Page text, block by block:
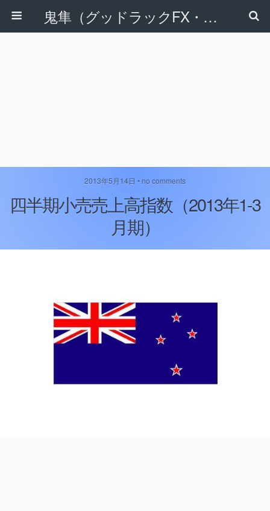
鬼隼（グッドラックFX・改）
2013年5月14日 • no comments
四半期小売売上高指数（2013年1-3
月期）